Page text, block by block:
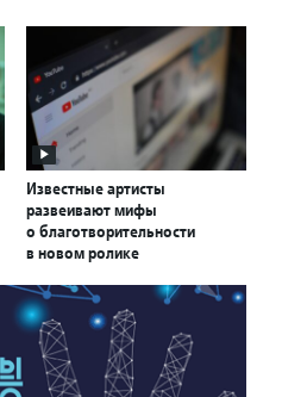
Известные артисты
развеивают мифы
о благотворительности
в новом ролике